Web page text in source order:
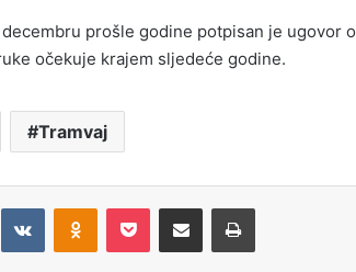
prošle godine potpisan je ugovor o
očekuje krajem sljedeće godine.
Tramvaj
VKontakteOdnoklassniki
Pocket Share via Email Print